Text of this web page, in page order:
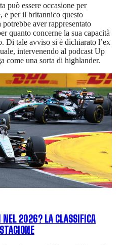
può essere occasione per
e per il britannico questo
aver rappresentato
quanto concerne la sua capacità
Di tale avviso si è dichiarato l’ex
intervenendo al podcast Up
come una sorta di highlander.
NEL 2026? LA CLASSIFICA